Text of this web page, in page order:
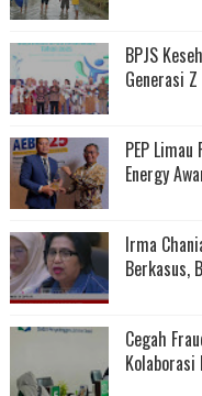
BPJS
Generasi
PEP
Energy
Irma
Berkasus,
Cegah